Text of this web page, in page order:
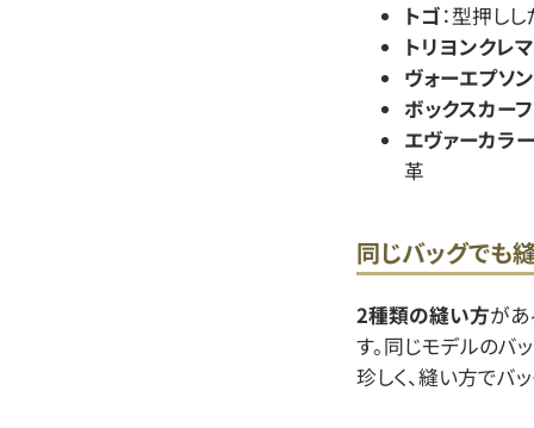
トゴ：型押し
トリヨンクレ
ヴォーエプソン
ボックスカーフ
エヴァーカラー
革
同じバッグでも
2種類の縫い方が
す。同じモデルの
珍しく、縫い方でバ